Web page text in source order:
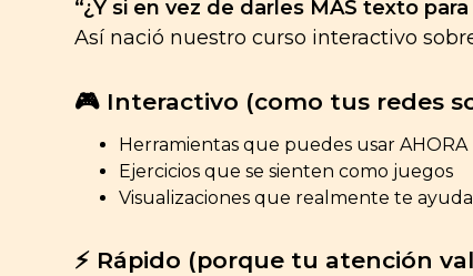
“¿Y si en vez de darles MÁS texto
Así nació nuestro curso interactivo
🎮 Interactivo (como tus redes
Herramientas que puedes usar AHORA
Ejercicios que se sienten como juegos
Visualizaciones que realmente te
⚡ Rápido (porque tu atención